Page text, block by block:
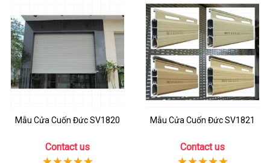
Mẫu Cửa Cuốn Đức SV1820
Contact us
Mẫu Cửa Cuốn Đức SV1821
Contact us